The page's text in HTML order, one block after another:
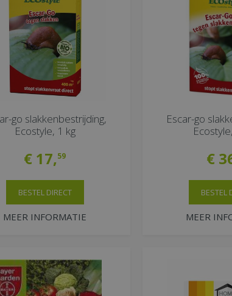
go slakkenbestrijding,
Ecostyle, 1 kg
€ 17,59
MEER INFORMATIE
BESTEL DIRECT
Escar-go
€
MEER
BESTEL